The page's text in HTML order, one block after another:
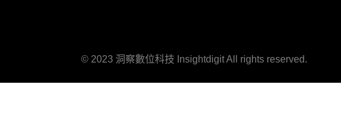
© 2023 洞察數位科技 Insightdigit All rights reserved.